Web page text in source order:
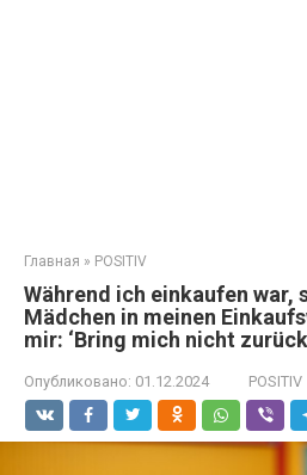
Главная » POSITIV
Während ich einkaufen war,
Mädchen in meinen
mir: ‘Bring mich nicht
Опубликовано: 01.12.2024 POSITIV